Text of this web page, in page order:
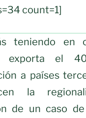
count=1]
teniendo en
exporta el
a países
la
de un caso